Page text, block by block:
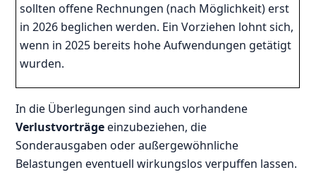
sollten offene Rechnungen (nach Möglichkeit) erst
in 2026 beglichen werden. Ein Vorziehen lohnt sich,
wenn in 2025 bereits hohe Aufwendungen getätigt
wurden.
In die Überlegungen sind auch vorhandene
Verlustvorträgeeinzubeziehen, die
Sonderausgaben oder außergewöhnliche
Belastungen eventuell wirkungslos verpuffen lassen.